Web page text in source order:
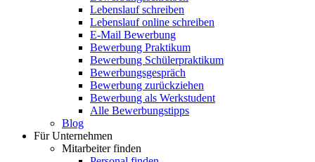
Lebenslauf schreiben
Lebenslauf online schreiben
E-Mail Bewerbung
Bewerbung Praktikum
Bewerbung Schülerpraktikum
Bewerbungsgespräch
Bewerbung zurückziehen
Bewerbung als Werkstudent
Alle Bewerbungstipps
Blog
Für Unternehmen
Mitarbeiter finden